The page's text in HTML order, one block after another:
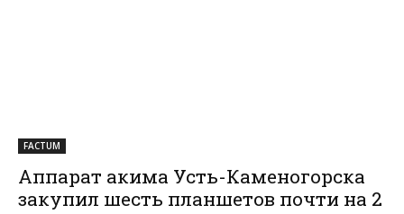
FACTUM
Аппарат акима Усть-Каменогорска
закупил шесть планшетов почти на 2